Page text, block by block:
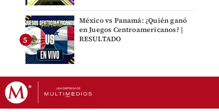
México vs Panamá: ¿Quién ganó
en Juegos Centroamericanos? |
RESULTADO